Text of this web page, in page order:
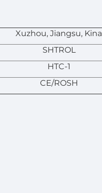
Xuzhou, Jiangsu, Kina
SHTROL
HTC-1
CE/ROSH